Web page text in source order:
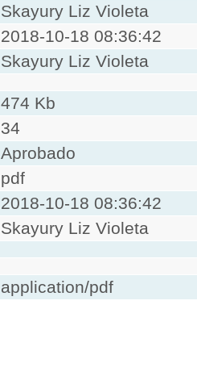
Skayury Liz Violeta
2018-10-18 08:36:42
Skayury Liz Violeta
474 Kb
34
Aprobado
pdf
2018-10-18 08:36:42
Skayury Liz Violeta
application/pdf